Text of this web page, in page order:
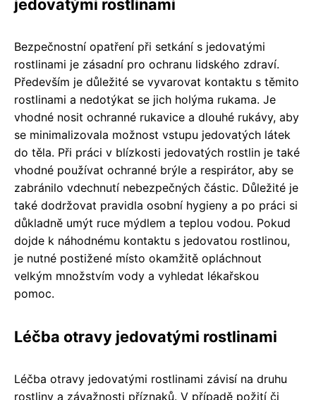
jedovatými rostlinami
Bezpečnostní opatření při setkání s jedovatými
rostlinami je zásadní pro ochranu lidského zdraví.
Především je důležité se vyvarovat kontaktu s těmito
rostlinami a nedotýkat se jich holýma rukama. Je
vhodné nosit ochranné rukavice a dlouhé rukávy, aby
se minimalizovala možnost vstupu jedovatých látek
do těla. Při práci v blízkosti jedovatých rostlin je také
vhodné používat ochranné brýle a respirátor, aby se
zabránilo vdechnutí nebezpečných částic. Důležité je
také dodržovat pravidla osobní hygieny a po práci si
důkladně umýt ruce mýdlem a teplou vodou. Pokud
dojde k náhodnému kontaktu s jedovatou rostlinou,
je nutné postižené místo okamžitě opláchnout
velkým množstvím vody a vyhledat lékařskou
pomoc.
Léčba otravy jedovatými rostlinami
Léčba otravy jedovatými rostlinami závisí na druhu
rostliny a závažnosti příznaků. V případě požití či